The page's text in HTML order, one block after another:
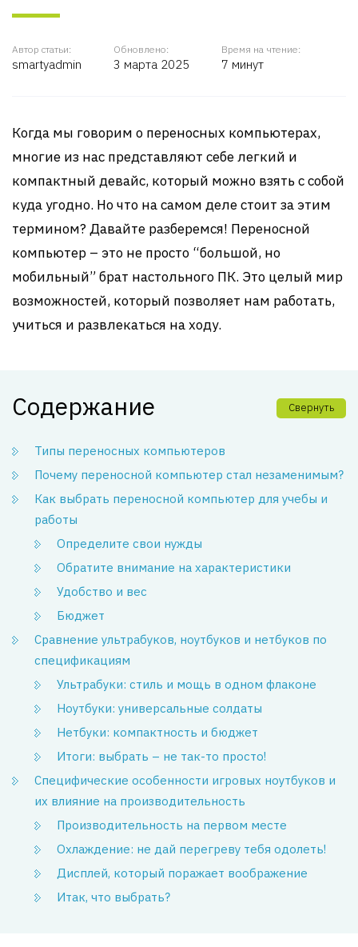
Автор статьи:
smartyadmin
Обновлено:
3 марта 2025
Время на чтение:
7 минут
Когда мы говорим о переносных компьютерах,
многие из нас представляют себе легкий и
компактный девайс, который можно взять с собой
куда угодно. Но что на самом деле стоит за этим
термином? Давайте разберемся! Переносной
компьютер – это не просто “большой, но
мобильный” брат настольного ПК. Это целый мир
возможностей, который позволяет нам работать,
учиться и развлекаться на ходу.
Содержание Свернуть
Типы переносных компьютеров
Почему переносной компьютер стал незаменимым?
Как выбрать переносной компьютер для учебы и
работы
Определите свои нужды
Обратите внимание на характеристики
Удобство и вес
Бюджет
Сравнение ультрабуков, ноутбуков и нетбуков по
спецификациям
Ультрабуки: стиль и мощь в одном флаконе
Ноутбуки: универсальные солдаты
Нетбуки: компактность и бюджет
Итоги: выбрать – не так-то просто!
Специфические особенности игровых ноутбуков и
их влияние на производительность
Производительность на первом месте
Охлаждение: не дай перегреву тебя одолеть!
Дисплей, который поражает воображение
Итак, что выбрать?